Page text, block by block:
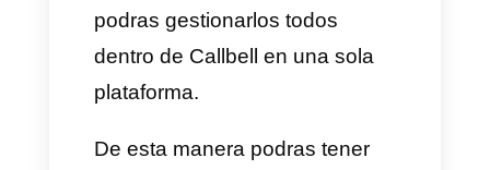
que estar cambiando de
WhatsApp a cada momento.
Sin embargo, desde Callbell
puedes integrar todos tus